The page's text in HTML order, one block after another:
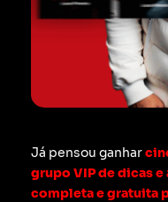
Já pensou ganhar
grupo VIP de dicas e
completa e gratuita